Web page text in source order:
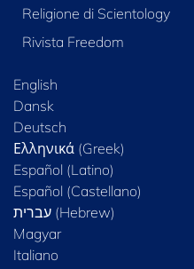
Religione di Scientology
Rivista Freedom
English
Dansk
Deutsch
Ελληνικά (Greek)
Español (Latino)
Español (Castellano)
Magyar
Italiano